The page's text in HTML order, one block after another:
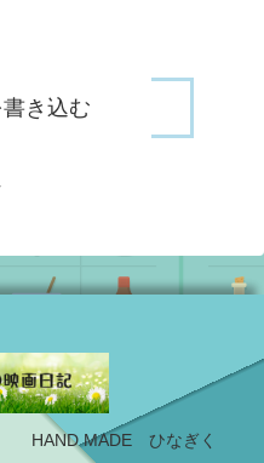
き込む
HAND MADE ひなぎく